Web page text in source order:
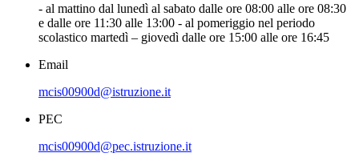
- al mattino dal lunedì al sabato dalle ore 08:00 alle ore 08:30
e dalle ore 11:30 alle 13:00 - al pomeriggio nel periodo
scolastico martedì – giovedì dalle ore 15:00 alle ore 16:45
Email
mcis00900d@istruzione.it
PEC
mcis00900d@pec.istruzione.it